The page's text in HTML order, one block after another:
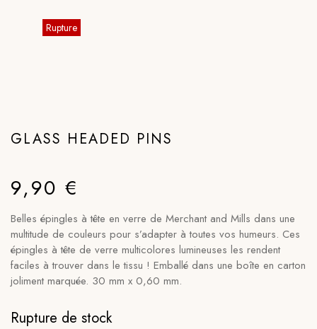
GLASS HEADED PINS
9,90 €
Belles épingles à tête en verre de Merchant and Mills dans une
multitude de couleurs pour s’adapter à toutes vos humeurs. Ces
épingles à tête de verre multicolores lumineuses les rendent
faciles à trouver dans le tissu ! Emballé dans une boîte en carton
joliment marquée. 30 mm x 0,60 mm.
Rupture de stock